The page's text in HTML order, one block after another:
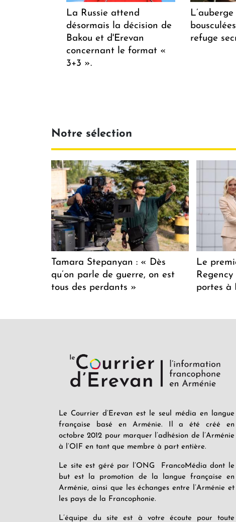
La Russie attend
désormais la décision de
Bakou et d'Erevan
concernant le format «
3+3 ».
refuge
Notre sélection
Tamara Stepanyan : « Dès
qu’on parle de guerre, on est
tous des perdants »
Le
portes à
Le Courrier d’Erevan est le seul média en langue
française basé en Arménie. Il a été créé en
octobre 2012 pour marquer l’adhésion de l’Arménie
à l’OIF en tant que membre à part entière.
Le site est géré par l’ONG FrancoMédia dont le
but est la promotion de la langue française en
Arménie, ainsi que les échanges entre l’Arménie et
les pays de la Francophonie.
L’équipe du site est à votre écoute pour toute